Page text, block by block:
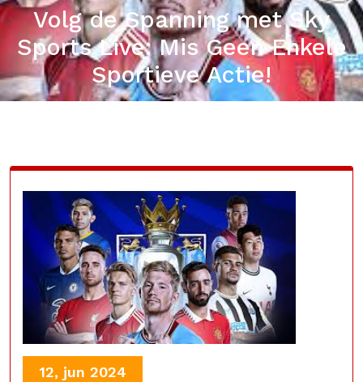
Volg de Spanning met Sky
Sports Live: Mis Geen Enkele
Sportieve Actie!
12, jun 2024